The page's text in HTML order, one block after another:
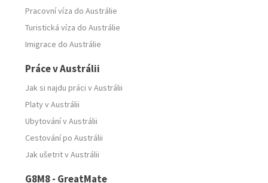
Pracovní víza do Austrálie
Turistická víza do Austrálie
Imigrace do Austrálie
Práce v Austrálii
Jak si najdu práci v Austrálii
Platy v Austrálii
Ubytování v Austrálii
Cestování po Austrálii
Jak ušetrit v Austrálii
G8M8 - GreatMate